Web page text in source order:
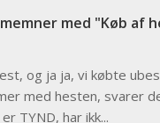
med "Køb af
og ja ja, vi købte
med hesten, svarer
TYND, har ikk...